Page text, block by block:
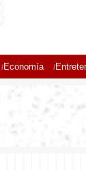
Economía